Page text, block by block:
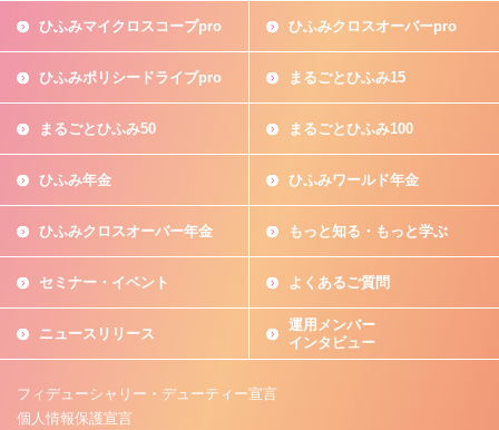
ひふみマイクロスコープpro ひふみクロスオーバーpro
ひふみポリシードライブpro まるごとひふみ15
まるごとひふみ50 まるごとひふみ100
ひふみ年金 ひふみワールド年金
ひふみクロスオーバー年金 もっと知る・もっと学ぶ
セミナー・イベント よくあるご質問
ニュースリリース
運用メンバー
インタビュー
フィデューシャリー・デューティー宣言
個人情報保護宣言